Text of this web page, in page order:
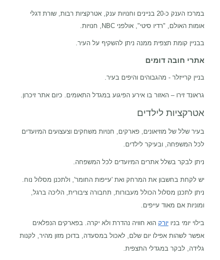
במרכז הענק כ-20 בניינים וחנויות ענק, אטרקציות רבות, שורת דגלי
אומות האולם, "רדיו סיטי", אולפני NBC , חנויות.
בבניין קומת תצפית ממנה ניתן להשקיף על העיר.
אתרי חובה דומים
בניין קרייזלר - מהגבוהים והיפים בעיר.
גראונד זירו – האזור בו אירע הפיגוע במגדל התאומים. כיום אתר זיכרון.
אטרקציות לילדים
בעיר שלל של מוזיאונים, פארקים, חנויות משחקים וצעצועים המיועדים
לכל המשפחה, ובעיקר לילדים.
ניתן לבקר בשלל אתרים המיועדים לכל המשפחה.
יש לקחת בחשבון את המרחק ואת 'עייפות החומר', ולתכנן מסלול נוח.
ניתן לתכנן מסלול הכולל מעבורות, תחבורה ציבורית, הליכה ברגל,
ומוניות אם מאוד עייפים.
בילוי יומי בניו יורק הוא חוויה נהדרת ולא יקרה. בפארקים הנפלאים
אפשר לשהות אפילו יום שלם, לאכול במסעדה, בדוכן מזון מהיר, לקנות
גלידה, לבקר במגדלי התצפית.